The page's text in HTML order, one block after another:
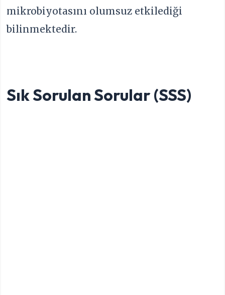
mikrobiyotasını olumsuz etkilediği
bilinmektedir.
Sık Sorulan Sorular (SSS)